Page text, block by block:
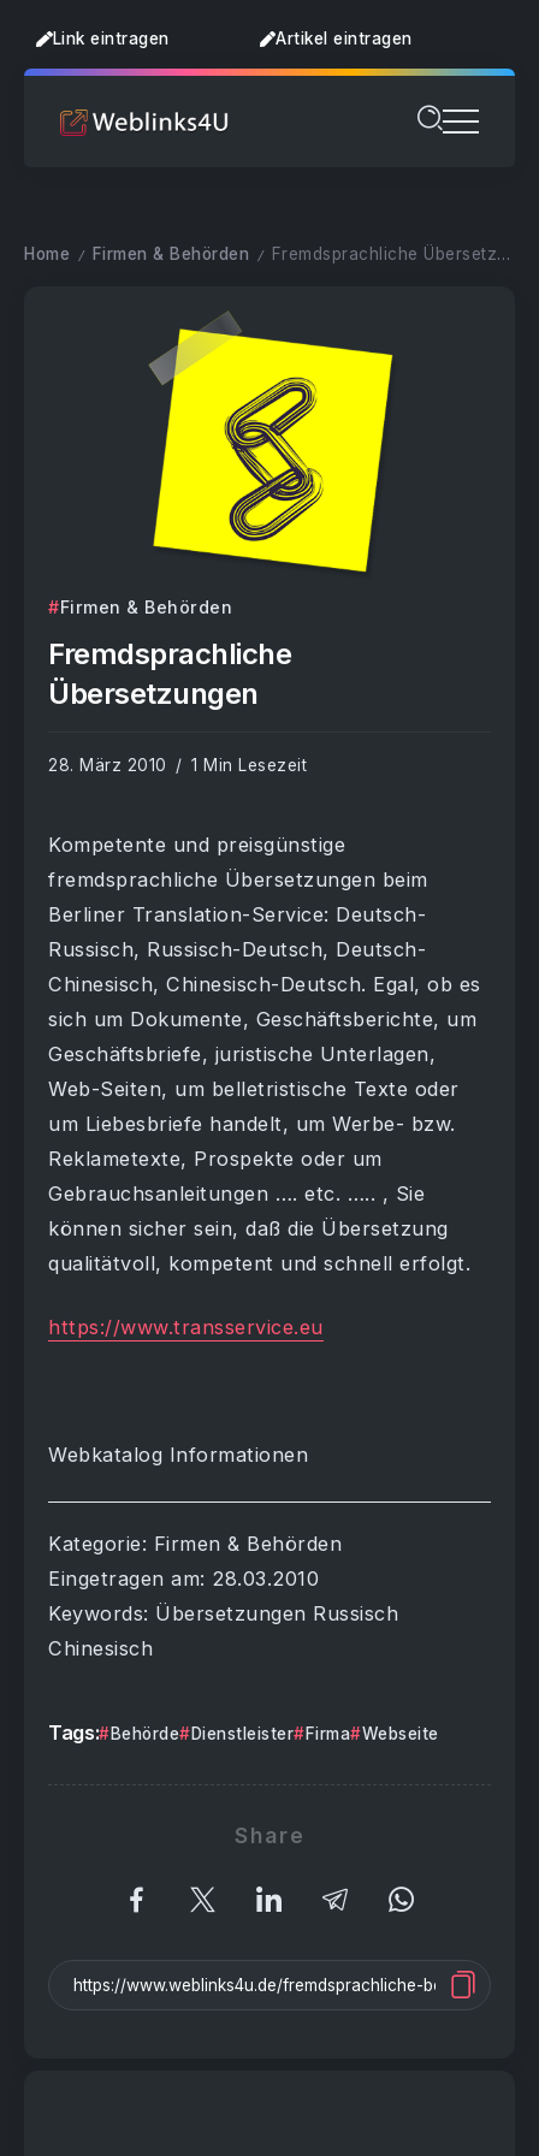
Link eintragen Artikel eintragen
Home / Firmen & Behörden / Fremdsprachliche Übersetzungen
Firmen & Behörden
Fremdsprachliche
Übersetzungen
28. März 2010 1 Min Lesezeit
Kompetente und preisgünstige
fremdsprachliche Übersetzungen beim
Berliner Translation-Service: Deutsch-
Russisch, Russisch-Deutsch, Deutsch-
Chinesisch, Chinesisch-Deutsch. Egal, ob es
sich um Dokumente, Geschäftsberichte, um
Geschäftsbriefe, juristische Unterlagen,
Web-Seiten, um belletristische Texte oder
um Liebesbriefe handelt, um Werbe- bzw.
Reklametexte, Prospekte oder um
Gebrauchsanleitungen …. etc. ….. , Sie
können sicher sein, daß die Übersetzung
qualitätvoll, kompetent und schnell erfolgt.
https://www.transservice.eu
Webkatalog Informationen
Kategorie: Firmen & Behörden
Eingetragen am: 28.03.2010
Keywords: Übersetzungen Russisch
Chinesisch
Tags: Behörde Dienstleister Firma Webseite
Share